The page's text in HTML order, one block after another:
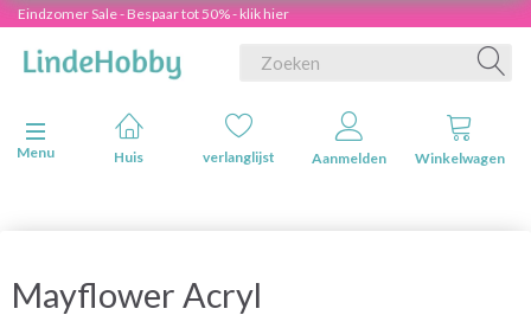
Eindzomer Sale - Bespaar tot 50% - klik hier
Navigatie in-/uitschakelen
Menu
Huis verlanglijst Aanmelden Winkelwagen
Mayflower Acryl